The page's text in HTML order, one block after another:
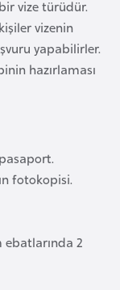
vize türüdür.
vizenin
yapabilirler.
hazırlaması
fotokopisi.
ebatlarında 2